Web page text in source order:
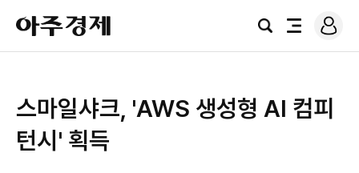
아
주
경
검
전
로
그
스마일샤크, 'AWS 생성형 AI 컴피
턴시' 획득